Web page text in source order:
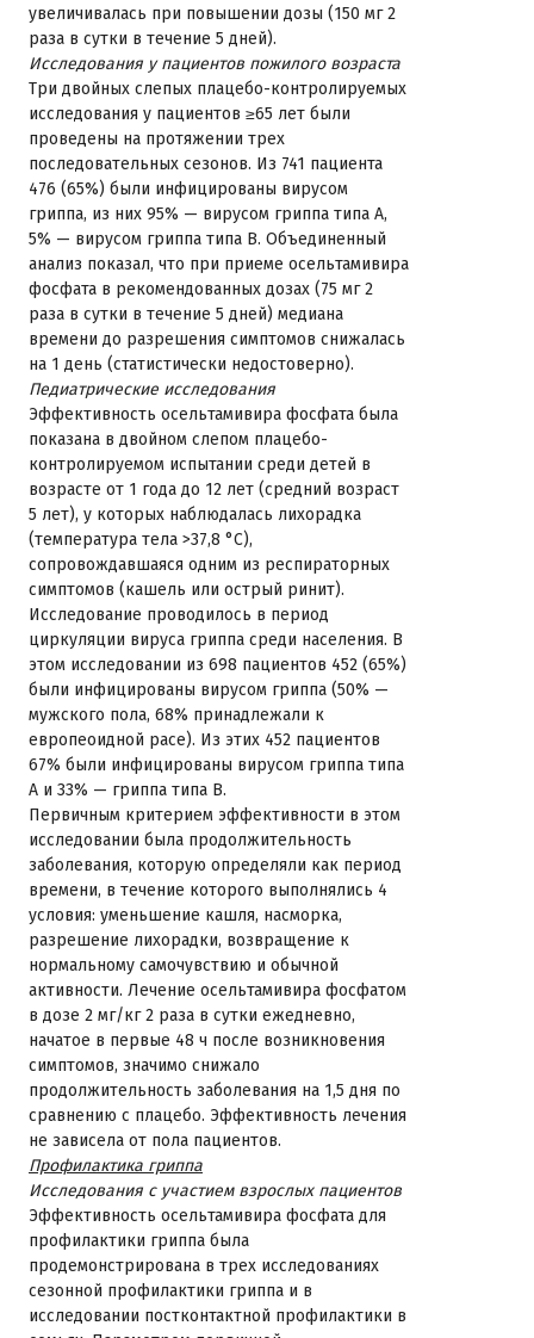
увеличивалась при повышении дозы (150 мг 2
раза в сутки в течение 5 дней).
Исследования у пациентов пожилого возраста
Три двойных слепых плацебо-контролируемых
исследования у пациентов ≥65 лет были
проведены на протяжении трех
последовательных сезонов. Из 741 пациента
476 (65%) были инфицированы вирусом
гриппа, из них 95% — вирусом гриппа типа А,
5% — вирусом гриппа типа В. Объединенный
анализ показал, что при приеме осельтамивира
фосфата в рекомендованных дозах (75 мг 2
раза в сутки в течение 5 дней) медиана
времени до разрешения симптомов снижалась
на 1 день (статистически недостоверно).
Педиатрические исследования
Эффективность осельтамивира фосфата была
показана в двойном слепом плацебо-
контролируемом испытании среди детей в
возрасте от 1 года до 12 лет (средний возраст
5 лет), у которых наблюдалась лихорадка
(температура тела >37,8 °C),
сопровождавшаяся одним из респираторных
симптомов (кашель или острый ринит).
Исследование проводилось в период
циркуляции вируса гриппа среди населения. В
этом исследовании из 698 пациентов 452 (65%)
были инфицированы вирусом гриппа (50% —
мужского пола, 68% принадлежали к
европеоидной расе). Из этих 452 пациентов
67% были инфицированы вирусом гриппа типа
А и 33% — гриппа типа В.
Первичным критерием эффективности в этом
исследовании была продолжительность
заболевания, которую определяли как период
времени, в течение которого выполнялись 4
условия: уменьшение кашля, насморка,
разрешение лихорадки, возвращение к
нормальному самочувствию и обычной
активности. Лечение осельтамивира фосфатом
в дозе 2 мг/кг 2 раза в сутки ежедневно,
начатое в первые 48 ч после возникновения
симптомов, значимо снижало
продолжительность заболевания на 1,5 дня по
сравнению с плацебо. Эффективность лечения
не зависела от пола пациентов.
Профилактика гриппа
Исследования с участием взрослых пациентов
Эффективность осельтамивира фосфата для
профилактики гриппа была
продемонстрирована в трех исследованиях
сезонной профилактики гриппа и в
исследовании постконтактной профилактики в